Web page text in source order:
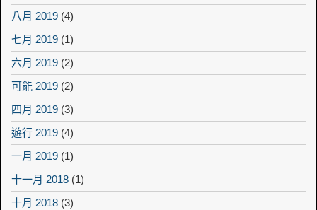
八月 2019 (4)
七月 2019 (1)
六月 2019 (2)
可能 2019 (2)
四月 2019 (3)
遊行 2019 (4)
一月 2019 (1)
十一月 2018 (1)
十月 2018 (3)